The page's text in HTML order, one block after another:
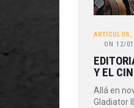
ARTÍCULOS
ON 12/
Y EL
Allá en
Gladiator